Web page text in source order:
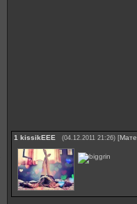
1 kissikEEE (04.12.2011 21:26) [